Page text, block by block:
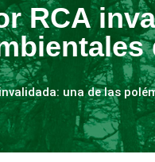
RCA
una de las